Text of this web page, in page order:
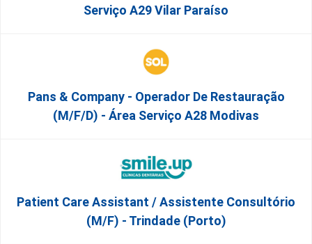
Serviço A29 Vilar Paraíso
Pans & Company - Operador De Restauração
(m/f/d) - Área Serviço A28 Modivas
Patient Care Assistant / Assistente Consultório
(M/F) - Trindade (Porto)